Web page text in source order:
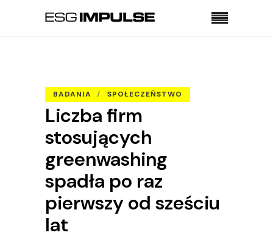
BADANIA SPOŁECZEŃSTWO
Liczba firm
stosujących
greenwashing
spadła po raz
pierwszy od sześciu
lat